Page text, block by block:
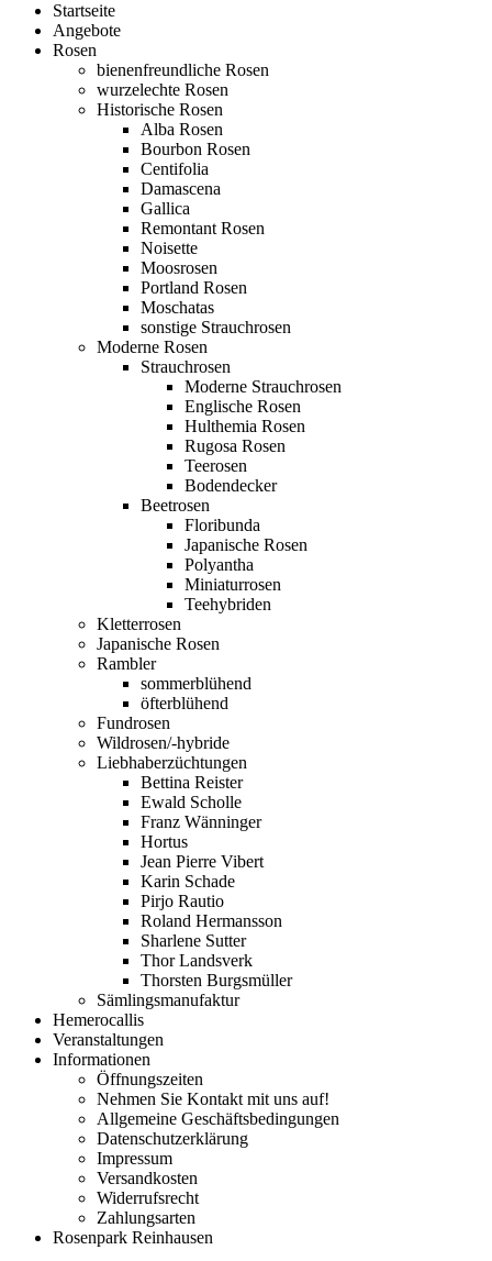
Startseite
Angebote
Rosen
bienenfreundliche Rosen
wurzelechte Rosen
Historische Rosen
Alba Rosen
Bourbon Rosen
Centifolia
Damascena
Gallica
Remontant Rosen
Noisette
Moosrosen
Portland Rosen
Moschatas
sonstige Strauchrosen
Moderne Rosen
Strauchrosen
Moderne Strauchrosen
Englische Rosen
Hulthemia Rosen
Rugosa Rosen
Teerosen
Bodendecker
Beetrosen
Floribunda
Japanische Rosen
Polyantha
Miniaturrosen
Teehybriden
Kletterrosen
Japanische Rosen
Rambler
sommerblühend
öfterblühend
Fundrosen
Wildrosen/-hybride
Liebhaberzüchtungen
Bettina Reister
Ewald Scholle
Franz Wänninger
Hortus
Jean Pierre Vibert
Karin Schade
Pirjo Rautio
Roland Hermansson
Sharlene Sutter
Thor Landsverk
Thorsten Burgsmüller
Sämlingsmanufaktur
Hemerocallis
Veranstaltungen
Informationen
Öffnungszeiten
Nehmen Sie Kontakt mit uns auf!
Allgemeine Geschäftsbedingungen
Datenschutzerklärung
Impressum
Versandkosten
Widerrufsrecht
Zahlungsarten
Rosenpark Reinhausen